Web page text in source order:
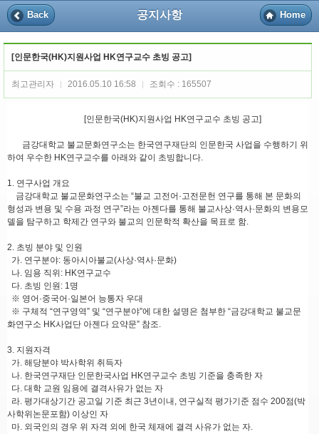
Back 공지사항 Home
[인문한국(HK)지원사업 HK연구교수 초빙 공고]
최고관리자 2016.05.10 16:58 조회수 : 165507
[인문한국(HK)지원사업 HK연구교수 초빙 공고]
금강대학교 불교문화연구소는 한국연구재단의 인문한국 사업을 수행하기 위
하여 우수한 HK연구교수를 아래와 같이 초빙합니다.
1. 연구사업 개요
금강대학교 불교문화연구소는 “불교 고전어·고전문헌 연구를 통해 본 문화의
형성과 변용 및 수용 과정 연구”라는 아젠다를 통해 불교사상·역사·문화의 변용모
델을 탐구하고 학제간 연구와 불교의 인문학적 확산을 목표로 함.
2. 초빙 분야 및 인원
가. 연구분야: 동아시아불교(사상·역사·문화)
나. 임용 직위: HK연구교수
다. 초빙 인원: 1명
※ 영어·중국어·일본어 능통자 우대
※ 구체적 “연구영역” 및 “연구분야”에 대한 설명은 첨부한 “금강대학교 불교문
화연구소 HK사업단 아젠다 요약문” 참조.
3. 지원자격
가. 해당분야 박사학위 취득자
나. 한국연구재단 인문한국사업 HK연구교수 초빙 기준을 충족한 자
다. 대학 교원 임용에 결격사유가 없는 자
라. 평가대상기간 공고일 기준 최근 3년이내, 연구실적 평가기준 점수 200점(박
사학위논문포함) 이상인 자
마. 외국인의 경우 위 자격 외에 한국 체재에 결격 사유가 없는 자.